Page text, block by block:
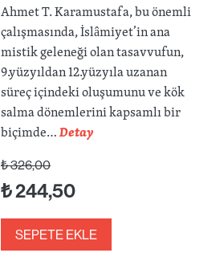
Ahmet T. Karamustafa, bu önemli
çalışmasında, İslâmiyet’in ana
mistik geleneği olan tasavvufun,
9.yüzyıldan 12.yüzyıla uzanan
süreç içindeki oluşumunu ve kök
salma dönemlerini kapsamlı bir
biçimde…Detay
₺326,00
₺244,50
SEPETE EKLE